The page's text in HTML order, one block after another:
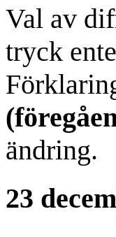
Val av
tryck
ändring.
23